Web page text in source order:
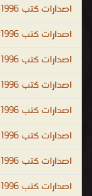
بولادة الإنسان
مُتعطّشاً للعلم
إن القراءة هي
و طلب العلم أيضاً
الشغوف بالعلم
تعلّم كل شيءٍ عن
القديم والحديث،
إنساناً ذا روح
الطبيعية ، العلوم
العلمية ، التحقق
اصدارات كتب 1996 في كتب إسلامية
اصدارات كتب 1996 في الكتب التعليمية
اصدارات كتب 1996 في كتب علوم عسكرية و قانون دولي
اصدارات كتب 1996 في القصص والروايات والمجلّات
اصدارات كتب 1996 في كتب التنمية البشرية
اصدارات كتب 1996 في كتب الروايات الأجنبية والعالمية
اصدارات كتب 1996 في كتب الأسرة والتربية الطبخ والديكور
اصدارات كتب 1996 في المناهج التعليمية والكتب الدراسية